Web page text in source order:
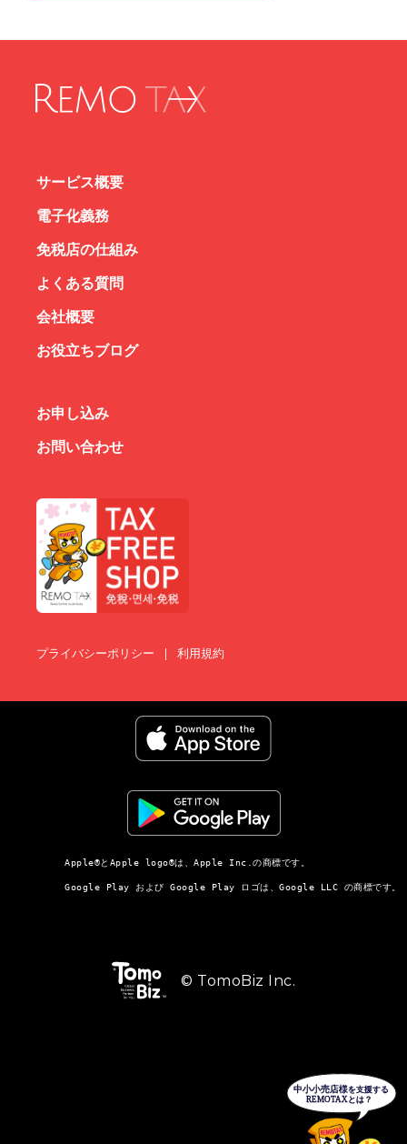
サービス概要
電子化義務
免税店の仕組み
よくある質問
会社概要
お役立ちブログ
お申し込み
お問い合わせ
プライバシーポリシー 利用規約
          Apple®とApple logo®は、Apple Inc.の商標です。
          Google Play および Google Play ロゴは、Google LLC の商標です。
© TomoBiz Inc.